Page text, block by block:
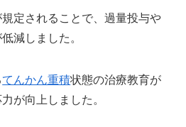
定されることで、過量投与や
減しました。
てんかん重積状態の治療教育が
が向上しました。